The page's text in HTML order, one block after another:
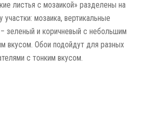
листья с мозаикой» разделены на
участки: мозаика, вертикальные
зеленый и коричневый с небольшим
вкусом. Обои подойдут для разных
с тонким вкусом.